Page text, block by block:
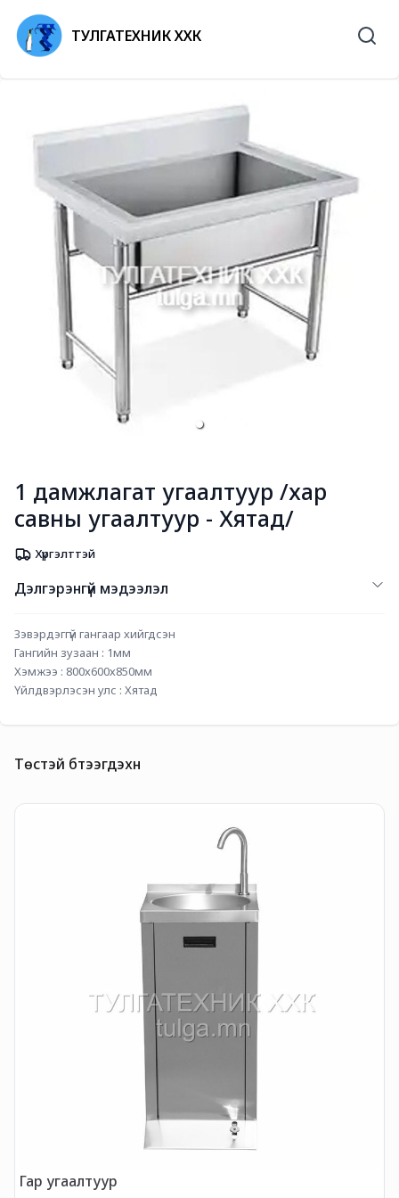
ТУЛГАТЕХНИК ХХК
1 дамжлагат угаалтуур /хар
савны угаалтуур - Хятад/
Хүргэлттэй
Дэлгэрэнгүй мэдээлэл
Зэвэрдэггүй гангаар хийгдсэн
Гангийн зузаан : 1мм
Хэмжээ : 800х600х850мм
Үйлдвэрлэсэн улс : Хятад
Төстэй бүтээгдэхүүн
Гар угаалтуур